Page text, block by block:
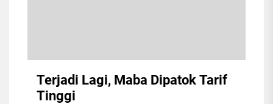
Terjadi Lagi, Maba Dipatok Tarif
Tinggi